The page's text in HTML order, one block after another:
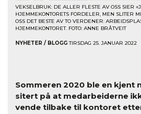
VEKSELBRUK: DE ALLER FLESTE AV OSS SIER
HJEMMEKONTORETS FORDELER, MEN SLITER
OSS DET BESTE AV TO VERDENER:
HJEMMEKONTORET. FOTO: ANNE BRÅTVEIT
NYHETER / BLOGGTIRSDAG 25. JANUAR 2022
Sommeren 2020 ble en kjent
sitert på at medarbeiderne
vende tilbake til kontoret